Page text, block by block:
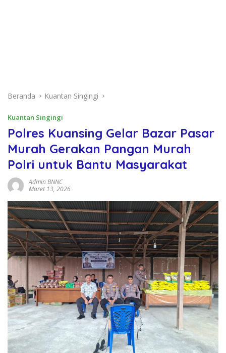
Beranda Kuantan Singingi
Kuantan Singingi
Polres Kuansing Gelar Bazar Pasar
Murah Gerakan Pangan Murah
Polri untuk Bantu Masyarakat
Admin BNNC
Maret 13, 2026